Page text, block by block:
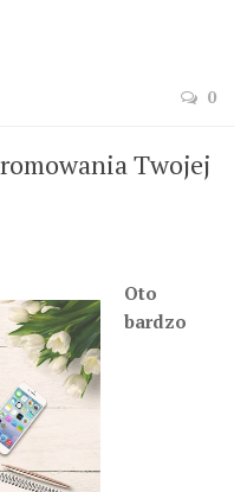
0
Twojej
Oto
bardzo